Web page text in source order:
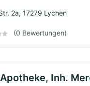
2a, 17279 Lychen
(0 Bewertungen)
Inh.